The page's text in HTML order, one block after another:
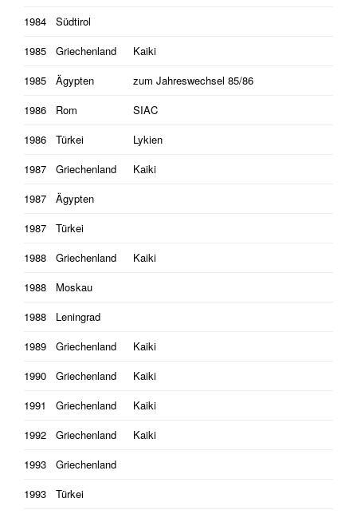
1984
Südtirol
1985
Griechenland
Kaiki
1985
Ägypten
zum Jahreswechsel 85/86
1986
Rom
SIAC
1986
Türkei
Lykien
1987
Griechenland
Kaiki
1987
Ägypten
1987
Türkei
1988
Griechenland
Kaiki
1988
Moskau
1988
Leningrad
1989
Griechenland
Kaiki
1990
Griechenland
Kaiki
1991
Griechenland
Kaiki
1992
Griechenland
Kaiki
1993
Griechenland
1993
Türkei